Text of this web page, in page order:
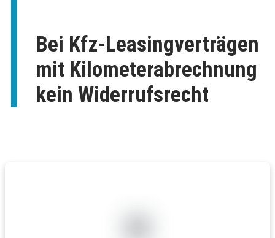
Bei Kfz-Leasingverträgen
mit Kilometerabrechnung
kein Widerrufsrecht